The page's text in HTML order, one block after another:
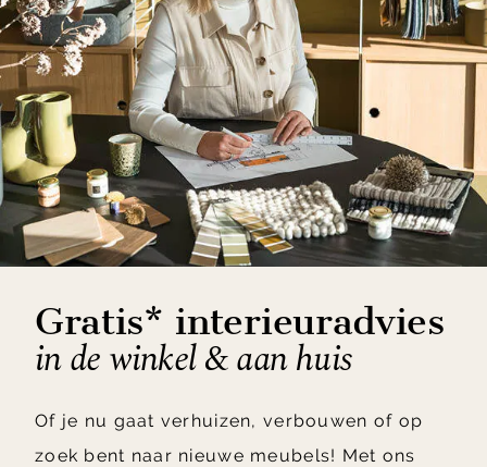
Gratis* interieuradvies
in de winkel & aan huis
Of je nu gaat verhuizen, verbouwen of op
zoek bent naar nieuwe meubels! Met ons